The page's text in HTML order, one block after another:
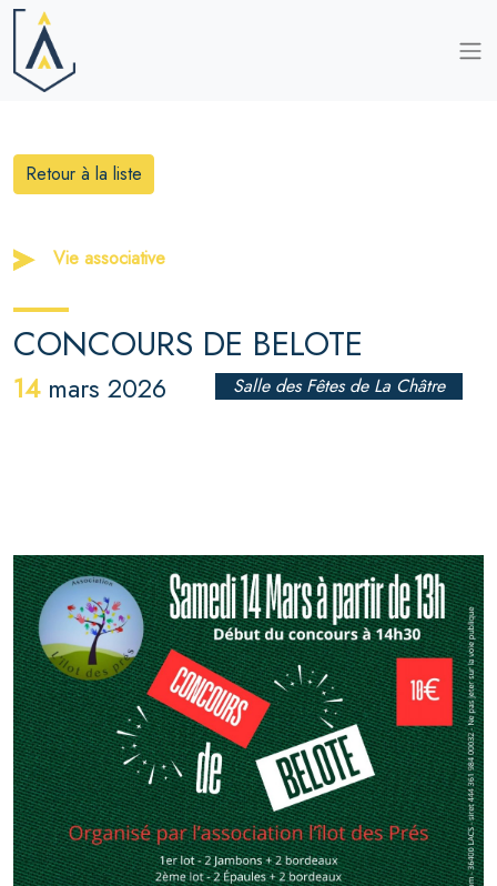
Retour à la liste
Vie associative
CONCOURS DE BELOTE
14mars 2026 Salle des Fêtes de La Châtre